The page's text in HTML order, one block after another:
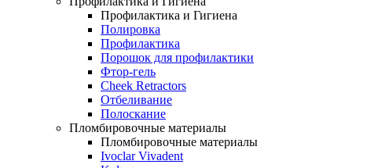
Профилактика и Гигиена
Полировка
Профилактика
Порошок для профилактики
Фтор-гель
Cheek Retractors
Отбеливание
Полоскание
Пломбировочные материалы
Пломбировочные материалы
Ivoclar Vivadent